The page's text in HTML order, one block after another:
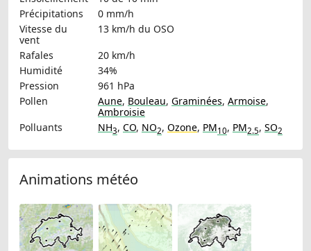
Précipitations
0 mm/h
Vitesse du
vent
13 km/h du OSO
Rafales
20 km/h
Humidité
34%
Pression
961 hPa
Pollen
Aune, Bouleau, Graminées, Armoise,
Ambroisie
Polluants
NH3, CO, NO2, Ozone, PM10, PM2.5, SO2
Animations météo